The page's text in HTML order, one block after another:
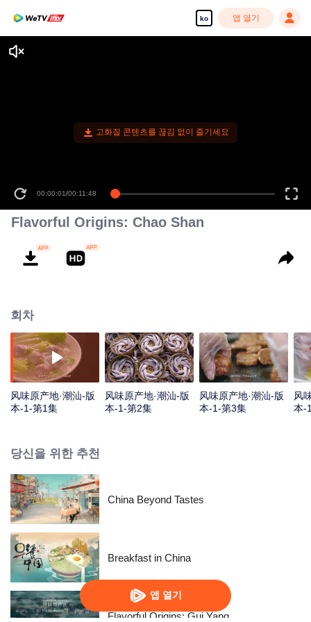
ko 앱 열기
앱 열기
고화질 콘텐츠를 끊김 없이 즐기세요
00:00:01/00:11:48
Flavorful Origins: Chao Shan
회차
风味原产地·潮汕-版
本-1-第1集
风味原产地·潮汕-版
本-1-第2集
风味原产地·潮汕-版
本-1-第3集
风
本-
당신을 위한 추천
China Beyond Tastes
Breakfast in China
Flavorful Origins: Gui Yang